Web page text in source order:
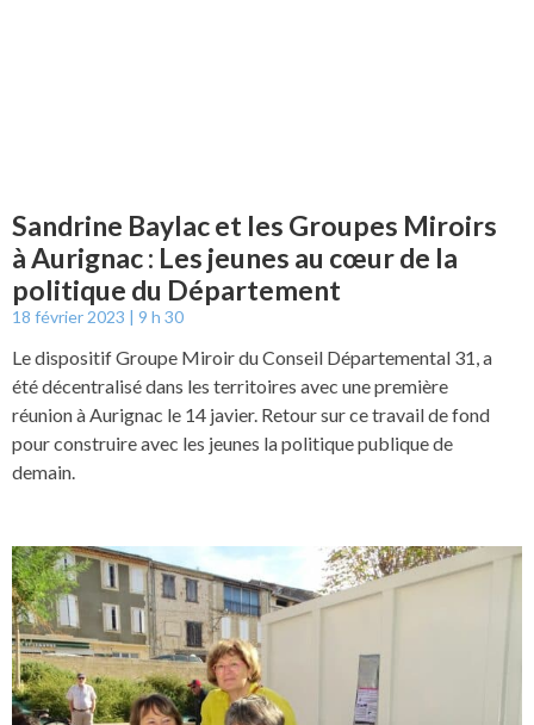
Sandrine Baylac et les Groupes Miroirs
à Aurignac : Les jeunes au cœur de la
politique du Département
18 février 2023 9 h 30
Le dispositif Groupe Miroir du Conseil Départemental 31, a
été décentralisé dans les territoires avec une première
réunion à Aurignac le 14 javier. Retour sur ce travail de fond
pour construire avec les jeunes la politique publique de
demain.